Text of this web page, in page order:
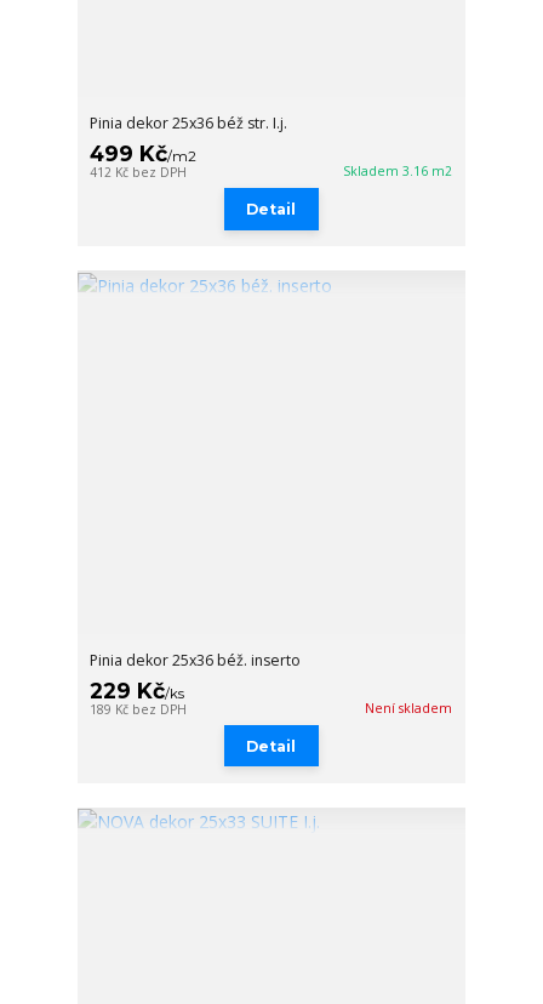
Pinia dekor 25x36 béž str. I.j.
499 Kč/m2
412 Kč bez DPH Skladem 3.16 m2
Detail
Pinia dekor 25x36 béž. inserto
229 Kč/ks
189 Kč bez DPH Není skladem
Detail